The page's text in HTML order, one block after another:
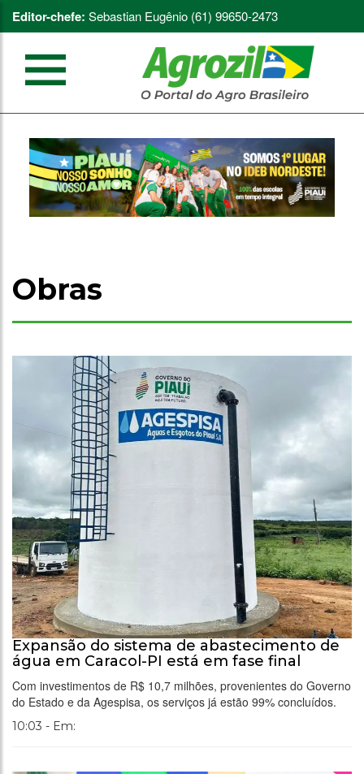
Editor-chefe: Sebastian Eugênio (61) 99650-2473
Obras
Expansão do sistema de abastecimento de
água em Caracol-PI está em fase final
Com investimentos de R$ 10,7 milhões, provenientes do Governo
do Estado e da Agespisa, os serviços já estão 99% concluídos.
10:03 - Em: